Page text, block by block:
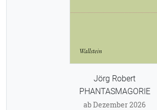
Jörg Robert
PHANTASMAGORIE
ab Dezember 2026